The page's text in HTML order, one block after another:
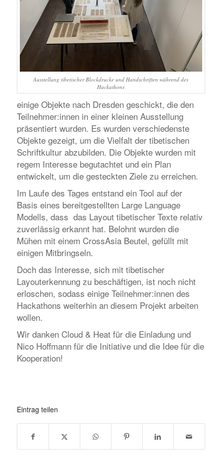
Ausstellung tibetischer Blockdrucke und Handschriften während des
Hackathons
einige Objekte nach Dresden geschickt, die den
Teilnehmer:innen in einer kleinen Ausstellung
präsentiert wurden. Es wurden verschiedenste
Objekte gezeigt, um die Vielfalt der tibetischen
Schriftkultur abzubilden. Die Objekte wurden mit
regem Interesse begutachtet und ein Plan
entwickelt, um die gesteckten Ziele zu erreichen.
Im Laufe des Tages entstand ein Tool auf der
Basis eines bereitgestellten Large Language
Modells, dass das Layout tibetischer Texte relativ
zuverlässig erkannt hat. Belohnt wurden die
Mühen mit einem CrossAsia Beutel, gefüllt mit
einigen Mitbringseln.
Doch das Interesse, sich mit tibetischer
Layouterkennung zu beschäftigen, ist noch nicht
erloschen, sodass einige Teilnehmer:innen des
Hackathons weiterhin an diesem Projekt arbeiten
wollen.
Wir danken Cloud & Heat für die Einladung und
Nico Hoffmann für die Initiative und die Idee für die
Kooperation!
Eintrag teilen